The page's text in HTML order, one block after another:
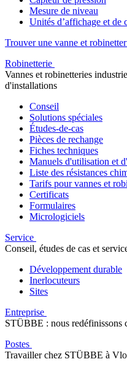
Mesure de niveau
Unités d’affichage et de
Trouver une vanne et
Robinetterie
Vannes et robinetteries
d'installations
Conseil
Solutions spéciales
Études-de-cas
Pièces de rechange
Fiches techniques
Manuels d'utilisation et
Liste des résistances
Tarifs pour vannes et
Certificats
Formulaires
Micrologiciels
Service
Conseil, études de cas et
Développement durable
Inerlocuteurs
Sites
Entreprise
STÜBBE : nous redéfinissons
Postes
Travailler chez STÜBBE à